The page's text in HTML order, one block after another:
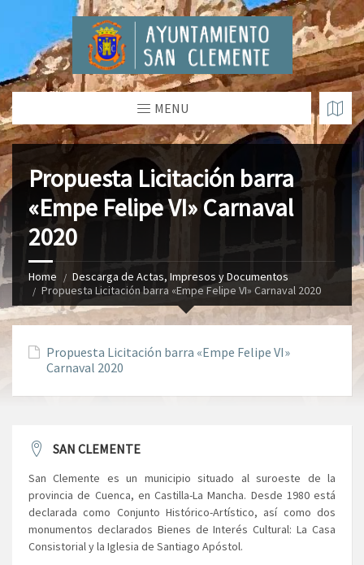
MENU
Propuesta Licitación barra
«Empe Felipe VI» Carnaval
2020
Home
Descarga de Actas, Impresos y Documentos
Propuesta Licitación barra «Empe Felipe VI» Carnaval 2020
Propuesta Licitación barra «Empe Felipe VI»
Carnaval 2020
SAN CLEMENTE
San Clemente es un municipio situado al suroeste de la
provincia de Cuenca, en Castilla-La Mancha. Desde 1980 está
declarada como Conjunto Histórico-Artístico, así como dos
monumentos declarados Bienes de Interés Cultural: La Casa
Consistorial y la Iglesia de Santiago Apóstol.